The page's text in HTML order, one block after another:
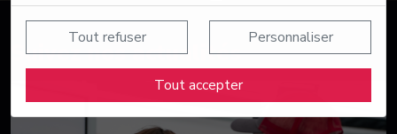
Tout refuser Personnaliser
Tout accepter
Suivez nos actualités